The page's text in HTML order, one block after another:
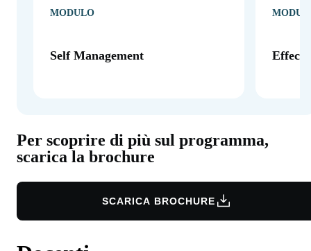
MODULO
Self Management
Per scoprire di più sul programma,
scarica la brochure
SCARICA BROCHURE